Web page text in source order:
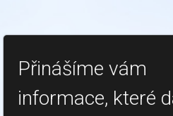
Přinášíme vám
informace, které